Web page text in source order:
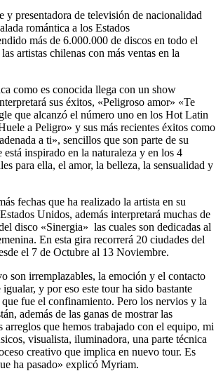
y presentadora de televisión de nacionalidad
romántica a los Estados
más de 6.000.000 de discos en todo el
artistas chilenas con más ventas en la
como es conocida llega con un show
sus éxitos, «Peligroso amor» «Te
que alcanzó el número uno en los Hot Latin
a Peligro» y sus más recientes éxitos como
a ti», sencillos que son parte de su
inspirado en la naturaleza y en los 4
para ella, el amor, la belleza, la sensualidad y
fechas que ha realizado la artista en su
Unidos, además interpretará muchas de
disco «Sinergia» las cuales son dedicadas al
En esta gira recorrerá 20 ciudades del
el 7 de Octubre al 13 Noviembre.
son irremplazables, la emoción y el contacto
y por eso este tour ha sido bastante
que fue el confinamiento. Pero los nervios y la
además de las ganas de mostrar las
arreglos que hemos trabajado con el equipo, mi
visualista, iluminadora, una parte técnica
creativo que implica en nuevo tour. Es
ha pasado» explicó Myriam.